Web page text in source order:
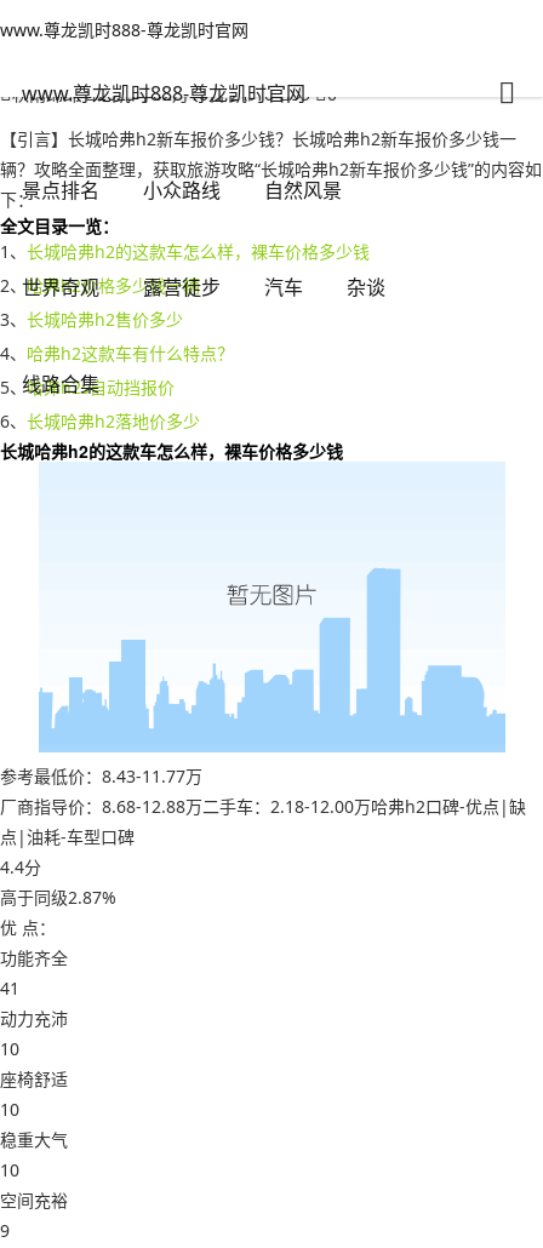
www.尊龙凯时888-尊龙凯时官网
www.尊龙凯时888-尊龙凯时官网
景点排名 小众路线 自然风景
世界奇观 露营徒步 汽车 杂谈
线路合集
www.尊龙凯时888-尊龙凯时官网
长城哈弗h2新车报价多少钱？长城哈弗h2新车报价多少钱一辆-www.尊
秋雨绵绵 2023年02月10日 21:10 95
0
【引言】长城哈弗h2新车报价多少钱？长城哈弗h2新车报价多少钱一
辆？攻略全面整理，获取旅游攻略“长城哈弗h2新车报价多少钱”的内容如
下：
全文目录一览：
1、 长城哈弗h2的这款车怎么样，裸车价格多少钱
2、哈弗h2价格多少钱一辆
3、 长城哈弗h2售价多少
4、 哈弗h2这款车有什么特点？
5、哈弗h2s自动挡报价
6、 长城哈弗h2落地价多少
长城哈弗h2的这款车怎么样，裸车价格多少钱
参考最低价：8.43-11.77万
厂商指导价：8.68-12.88万二手车：2.18-12.00万哈弗h2口碑-优点|缺
点|油耗-车型口碑
4.4分
高于同级2.87%
优 点：
功能齐全
41
动力充沛
10
座椅舒适
10
稳重大气
10
空间充裕
9